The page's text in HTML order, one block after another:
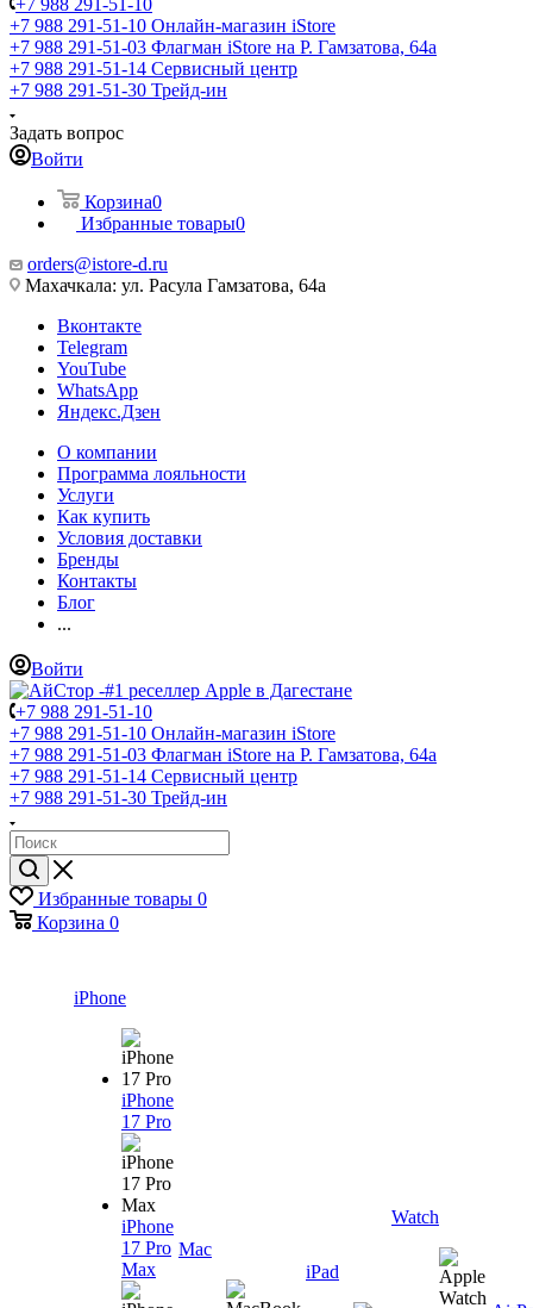
+7 988 291-51-10
+7 988 291-51-10 Онлайн-магазин iStore
+7 988 291-51-03 Флагман iStore на Р. Гамзатова, 64а
+7 988 291-51-14 Сервисный центр
+7 988 291-51-30 Трейд-ин
Задать вопрос
Войти
Корзина0
Избранные товары0
orders@istore-d.ru
Махачкала: ул. Расула Гамзатова, 64а
Вконтакте
Telegram
YouTube
WhatsApp
Яндекс.Дзен
О компании
Программа лояльности
Услуги
Как купить
Условия доставки
Бренды
Контакты
Блог
...
Войти
+7 988 291-51-10
+7 988 291-51-10 Онлайн-магазин iStore
+7 988 291-51-03 Флагман iStore на Р. Гамзатова, 64а
+7 988 291-51-14 Сервисный центр
+7 988 291-51-30 Трейд-ин
Избранные товары 0
Корзина 0
iPhone
iPhone
17 Pro
iPhone
17 Pro
Max
Mac
iPad
Watch